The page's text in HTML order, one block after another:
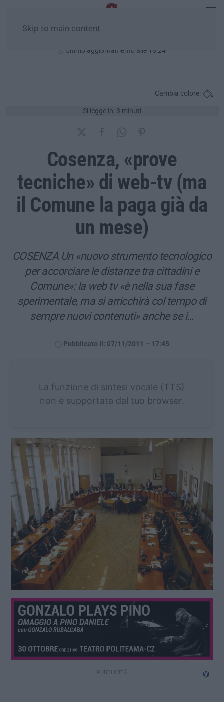
Skip to main content
Ultimo aggiornamento alle 18:24
Si legge in: 3 minuti
Cambia colore:
Cosenza, «prove
tecniche» di web-tv (ma
il Comune la paga già da
un mese)
COSENZA Un «nuovo strumento tecnologico
per accorciare le distanze tra cittadini e
Comune»: la web tv «è nella sua fase
sperimentale, ma si arricchirà col tempo di
sempre nuovi contenuti» anche se i…
Pubblicato il: 07/11/2011 – 17:45
La funzione di sintesi vocale (TTS)
non è supportata dal tuo browser.